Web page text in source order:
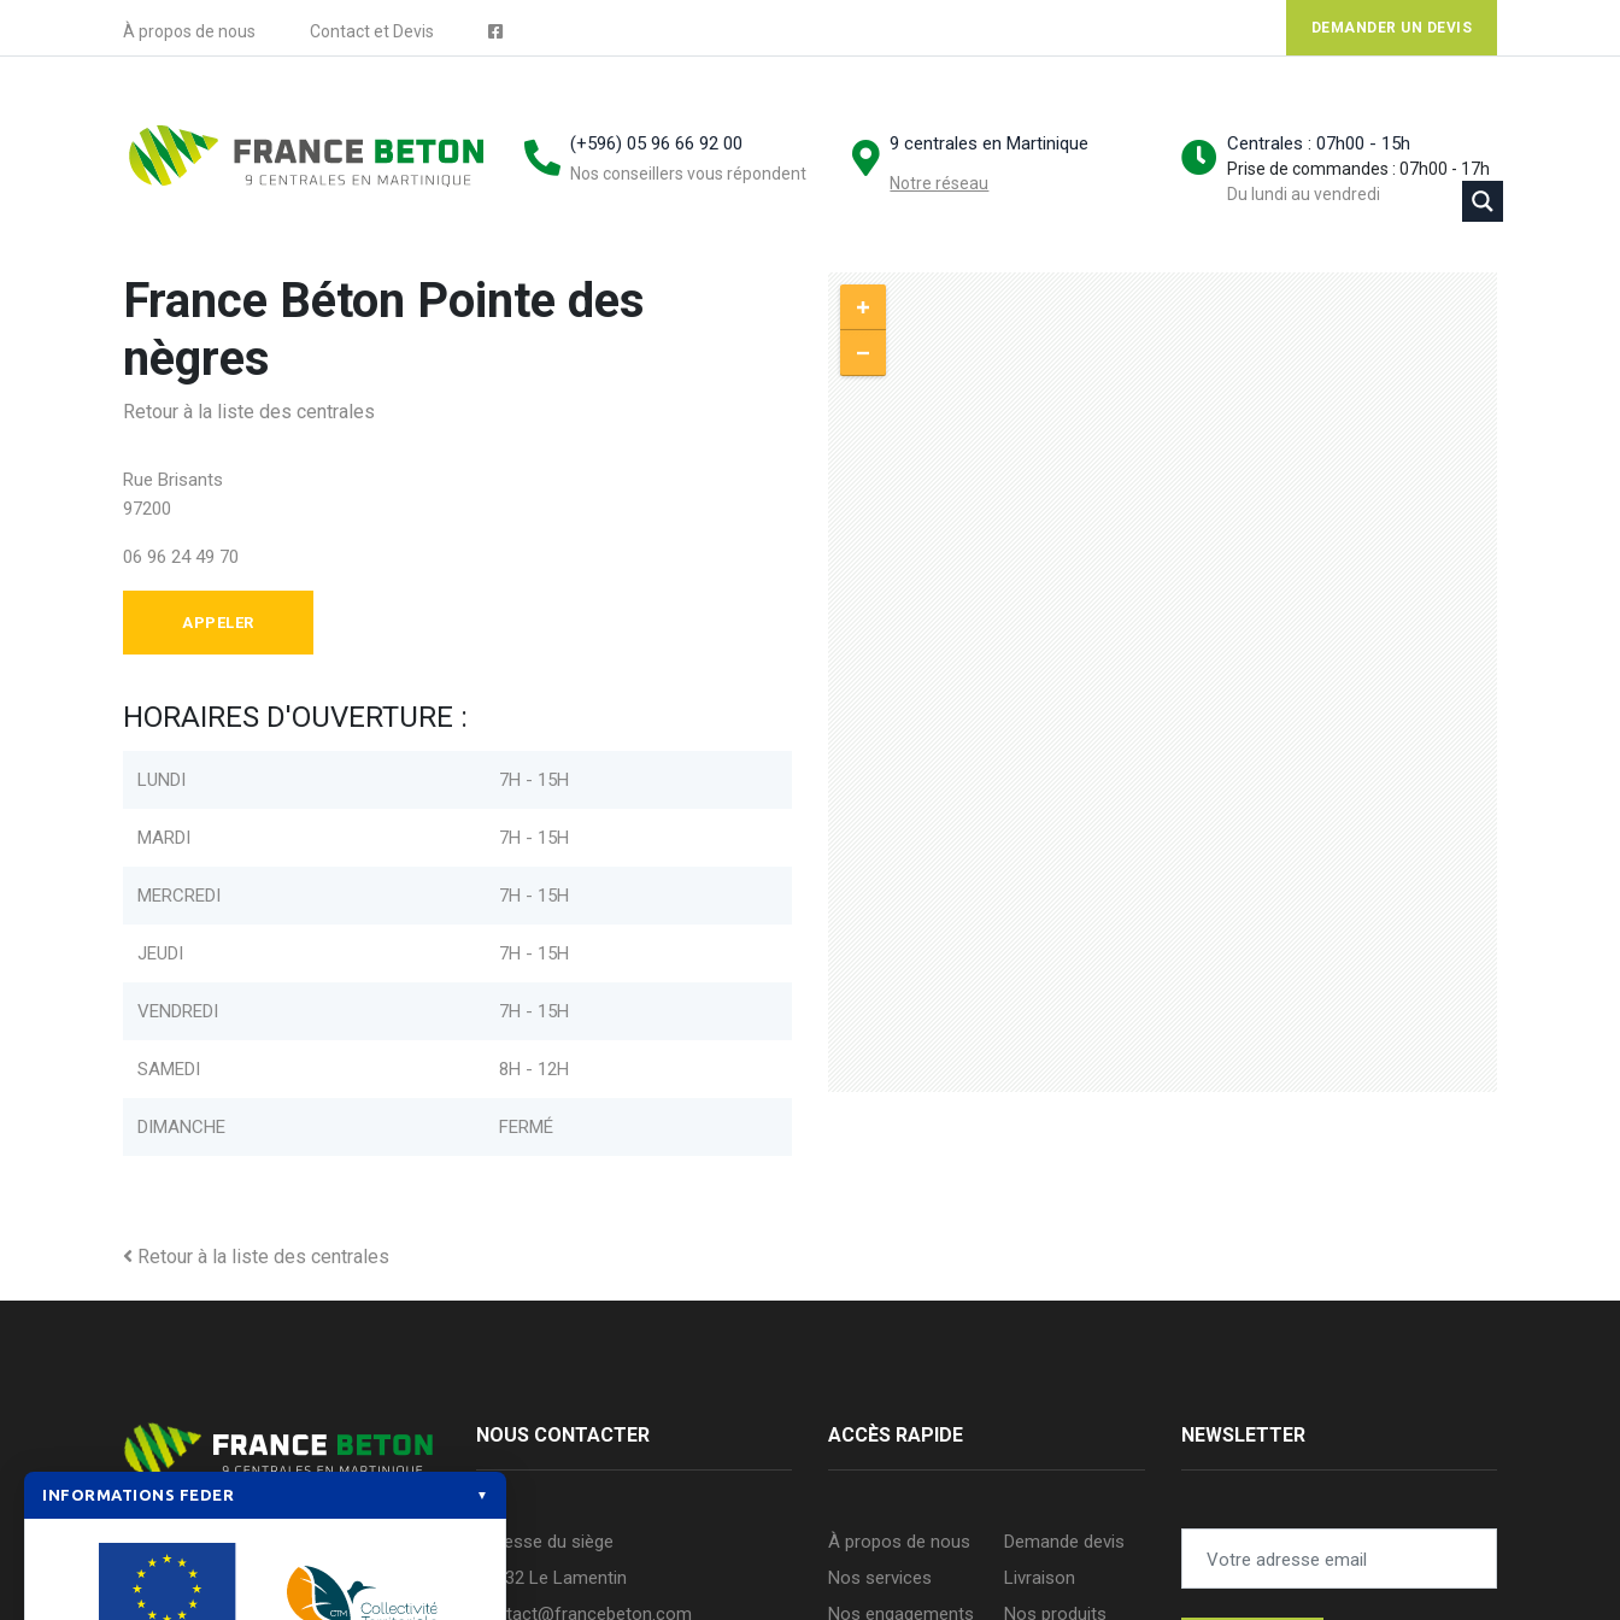
À propos de nous Contact et Devis DEMANDER UN DEVIS
(+596) 05 96 66 92 00
Nos conseillers vous répondent
9 centrales en Martinique
Notre réseau
Centrales : 07h00 - 15h
Prise de commandes : 07h00 - 17h
Du lundi au vendredi
France Béton Pointe des
nègres
Retour à la liste des centrales
Rue Brisants
97200
06 96 24 49 70
APPELER
HORAIRES D'OUVERTURE :
LUNDI 7H - 15H
MARDI 7H - 15H
MERCREDI 7H - 15H
JEUDI 7H - 15H
VENDREDI 7H - 15H
SAMEDI 8H - 12H
DIMANCHE FERMÉ
Retour à la liste des centrales
FRANCE BETON est aujourd’hui
constituée d’un réseau de 9 centrales à
béton positionnées stratégiquement
NOUS CONTACTER
Adresse du siège
97232 Le Lamentin
contact@francebeton.com
ACCÈS RAPIDE
À propos de nous
Nos services
Nos engagements
Demande devis
Livraison
Nos produits
NEWSLETTER
INFORMATIONS FEDER ▼